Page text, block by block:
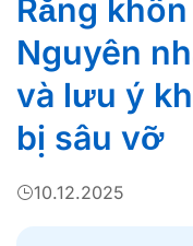
Răng
Nguyên
và lưu ý
bị sâu vỡ
10.12.2025